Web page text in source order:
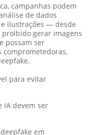
campanhas podem
de dados
ilustrações — desde
gerar imagens
possam ser
comprometedoras,
para evitar
IA devem ser
em